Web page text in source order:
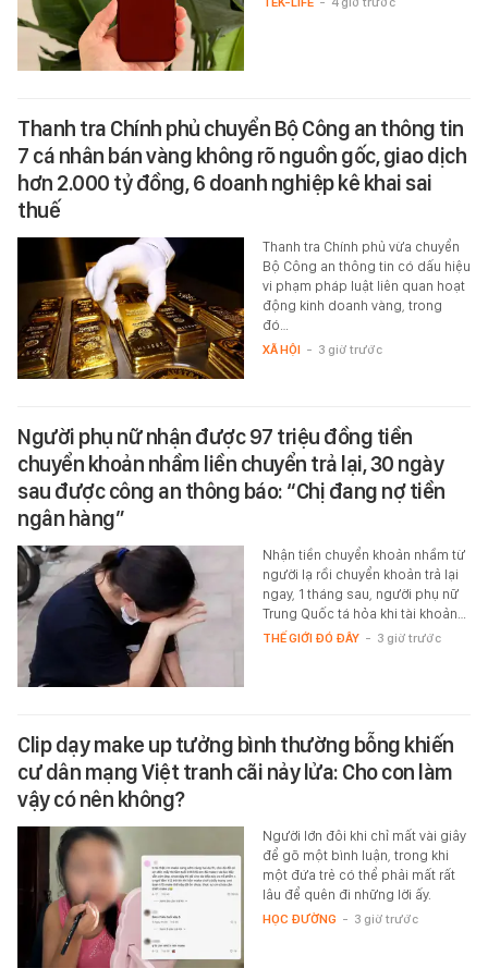
Thanh tra Chính phủ chuyển Bộ Công an thông tin
7 cá nhân bán vàng không rõ nguồn gốc, giao dịch
hơn 2.000 tỷ đồng, 6 doanh nghiệp kê khai sai
thuế
Thanh tra Chính phủ vừa chuyển
Bộ Công an thông tin có dấu hiệu
vi phạm pháp luật liên quan hoạt
động kinh doanh vàng, trong
đó…
XÃ HỘI - 3 giờ trước
Người phụ nữ nhận được 97 triệu đồng tiền
chuyển khoản nhầm liền chuyển trả lại, 30 ngày
sau được công an thông báo: “Chị đang nợ tiền
ngân hàng”
Nhận tiền chuyển khoản nhầm từ
người lạ rồi chuyển khoản trả lại
ngay, 1 tháng sau, người phụ nữ
Trung Quốc tá hỏa khi tài khoản…
THẾ GIỚI ĐÓ ĐÂY - 3 giờ trước
Clip dạy make up tưởng bình thường bỗng khiến
cư dân mạng Việt tranh cãi nảy lửa: Cho con làm
vậy có nên không?
Người lớn đôi khi chỉ mất vài giây
để gõ một bình luận, trong khi
một đứa trẻ có thể phải mất rất
lâu để quên đi những lời ấy.
HỌC ĐƯỜNG - 3 giờ trước